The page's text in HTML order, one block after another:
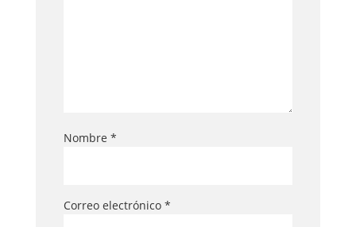
Nombre *
Correo electrónico *